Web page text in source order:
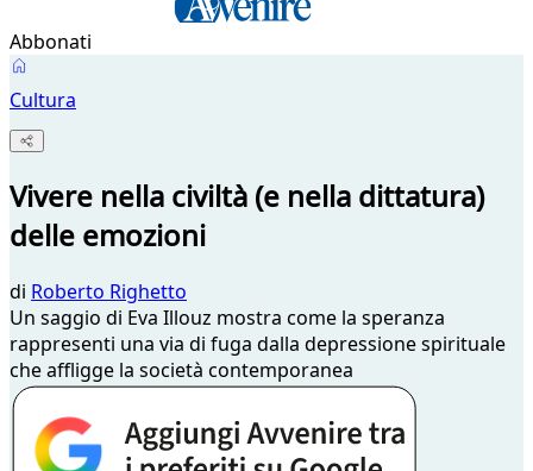
Abbonati
Cultura
Vivere nella civiltà (e nella dittatura)
delle emozioni
di Roberto Righetto
Un saggio di Eva Illouz mostra come la speranza
rappresenti una via di fuga dalla depressione spirituale
che affligge la società contemporanea